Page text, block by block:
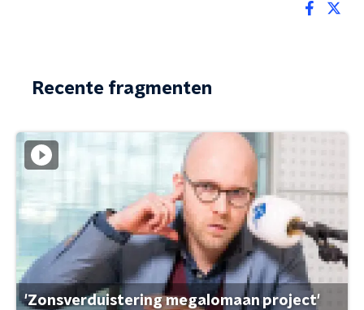
Recente fragmenten
'Zonsverduistering megalomaan project'